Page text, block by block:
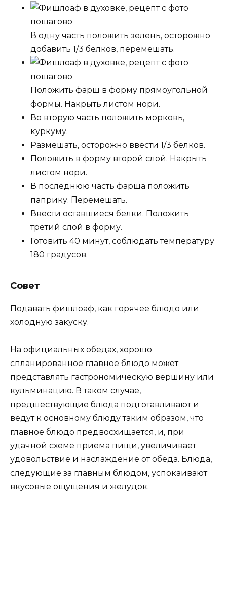
В одну часть положить зелень, осторожно
добавить 1/3 белков, перемешать.
Положить фарш в форму прямоугольной
формы. Накрыть листом нори.
Во вторую часть положить морковь,
куркуму.
Размешать, осторожно ввести 1/3 белков.
Положить в форму второй слой. Накрыть
листом нори.
В последнюю часть фарша положить
паприку. Перемешать.
Ввести оставшиеся белки. Положить
третий слой в форму.
Готовить 40 минут, соблюдать температуру
180 градусов.
Совет
Подавать фишлоаф, как горячее блюдо или
холодную закуску.
На официальных обедах, хорошо
спланированное главное блюдо может
представлять гастрономическую вершину или
кульминацию. В таком случае,
предшествующие блюда подготавливают и
ведут к основному блюду таким образом, что
главное блюдо предвосхищается, и, при
удачной схеме приема пищи, увеличивает
удовольствие и наслаждение от обеда. Блюда,
следующие за главным блюдом, успокаивают
вкусовые ощущения и желудок.